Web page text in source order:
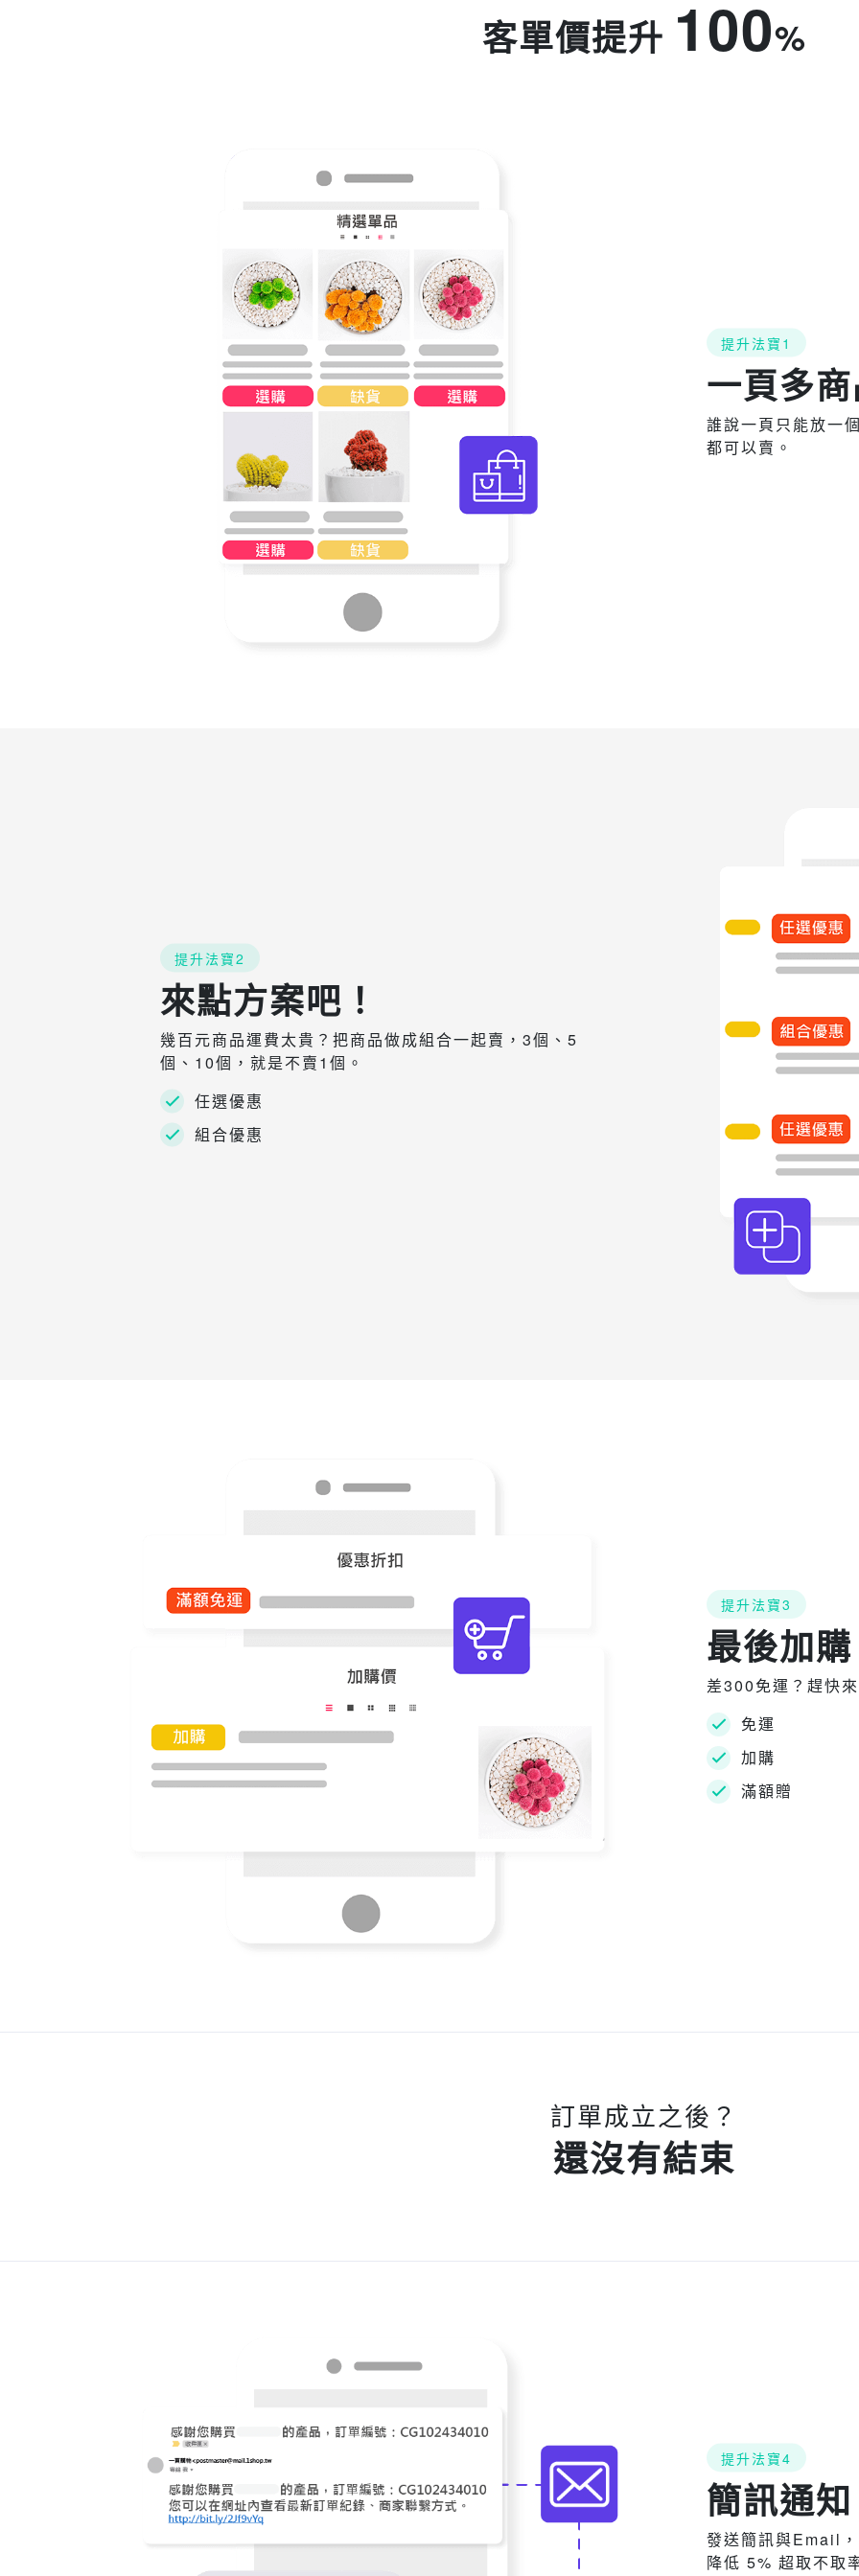
客單價提升 100%
提升法寶1
一頁多
誰說一頁只能放一
都可以賣。
提升法寶2
來點方案吧！
幾百元商品運費太貴？把商品做成組合一起賣，3個、5
個、10個，就是不賣1個。
任選優惠
組合優惠
提升法寶3
最後加購
差300免運？趕快
免運
加購
滿額贈
訂單成立之後？
還沒有結束
提升法寶4
簡訊通知
發送簡訊與Email
降低 5% 超取不取